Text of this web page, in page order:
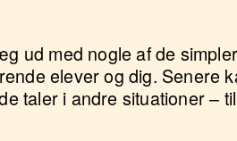
ud med nogle af de
elever og dig. Senere
taler i andre situationer –